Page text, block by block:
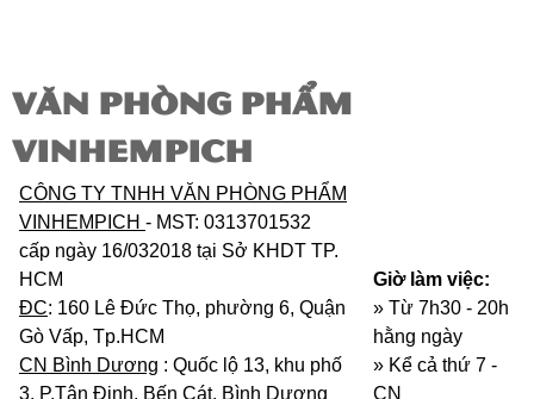
VĂN PHÒNG PHẨM
VINHEMPICH
CÔNG TY TNHH VĂN PHÒNG PHẨM
VINHEMPICH - MST: 0313701532
cấp ngày 16/032018 tại Sở KHDT TP.
HCM
ĐC: 160 Lê Đức Thọ, phường 6, Quận
Gò Vấp, Tp.HCM
CN Bình Dương : Quốc lộ 13, khu phố
3, P.Tân Định, Bến Cát, Bình Dương
Giờ làm việc:
» Từ 7h30 - 20h
hằng ngày
» Kể cả thứ 7 -
CN